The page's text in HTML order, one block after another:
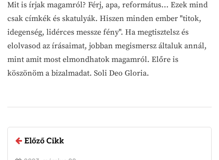
Mit is írjak magamról? Férj, apa, református... Ezek mind
csak címkék és skatulyák. Hiszen minden ember "titok,
idegenség, lidérces messze fény". Ha megtisztelsz és
elolvasod az írásaimat, jobban megismersz általuk annál,
mint amit most elmondhatok magamról. Előre is
köszönöm a bizalmadat. Soli Deo Gloria.
Előző Cikk